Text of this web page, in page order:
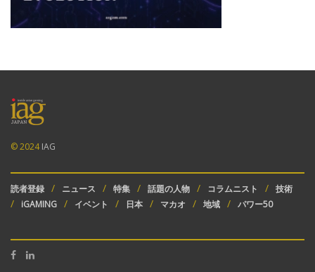
© 2024IAG
読者登録 ニュース 特集 話題の人物 コラムニスト
技術
iGAMING
イベント 日本 マカオ 地域 パワー50